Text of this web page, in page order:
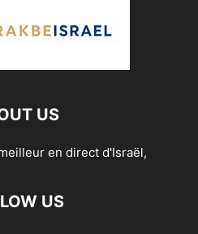
US
en direct d'Israël,
US